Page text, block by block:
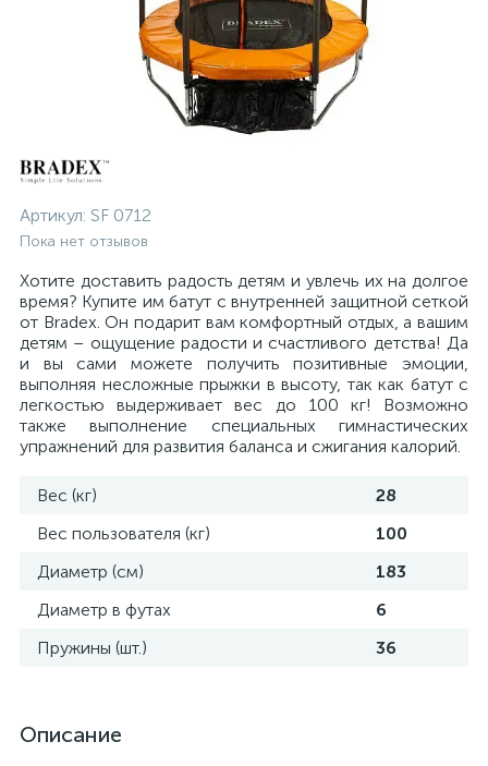
Артикул: SF 0712
Пока нет отзывов
Хотите доставить радость детям и увлечь их на долгое
время? Купите им батут с внутренней защитной сеткой
от Bradex. Он подарит вам комфортный отдых, а вашим
детям – ощущение радости и счастливого детства! Да
и вы сами можете получить позитивные эмоции,
выполняя несложные прыжки в высоту, так как батут с
легкостью выдерживает вес до 100 кг! Возможно
также выполнение специальных гимнастических
упражнений для развития баланса и сжигания калорий.
Вес (кг)
28
Вес пользователя (кг)
100
Диаметр (см)
183
Диаметр в футах
6
Пружины (шт.)
36
Описание